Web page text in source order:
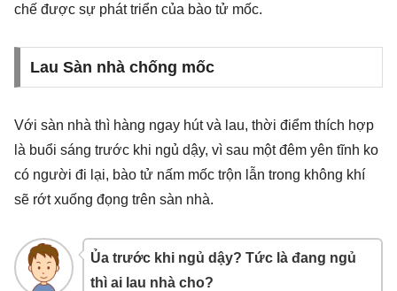
chế được sự phát triển của bào tử mốc.
Lau Sàn nhà chống mốc
Với sàn nhà thì hàng ngay hút và lau, thời điểm thích hợp
là buổi sáng trước khi ngủ dậy, vì sau một đêm yên tĩnh ko
có người đi lại, bào tử nấm mốc trộn lẫn trong không khí
sẽ rớt xuống đọng trên sàn nhà.
Ủa trước khi ngủ dậy? Tức là đang ngủ
thì ai lau nhà cho?